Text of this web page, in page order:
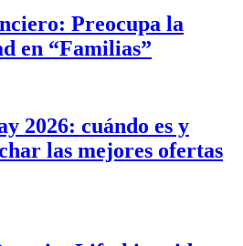
Preocupa la
en “Familias”
2026: cuándo es y
las mejores ofertas